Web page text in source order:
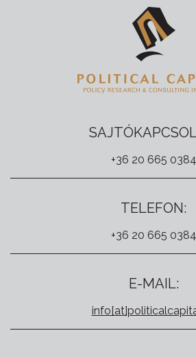
+36 20 665 0384
TELEFON:
+36 20 665 0384
E-MAIL: